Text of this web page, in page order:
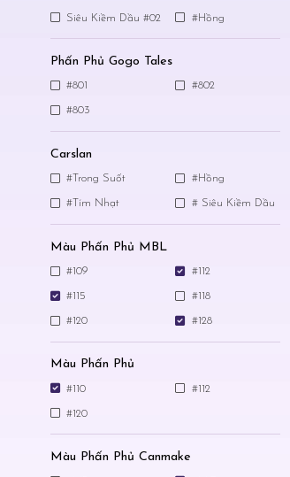
Siêu Kiềm Dầu #02 #Hồng
Phấn Phủ Gogo Tales
#801 #802
#803
Carslan
#Trong Suốt #Hồng
#Tím Nhạt # Siêu Kiềm Dầu
Màu Phấn Phủ MBL
#109 #112
#115 #118
#120 #128
Màu Phấn Phủ
#110 #112
#120
Màu Phấn Phủ Canmake